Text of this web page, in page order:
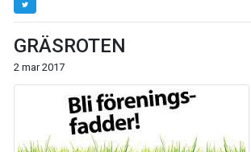
GRÄSROTEN
2 mar 2017